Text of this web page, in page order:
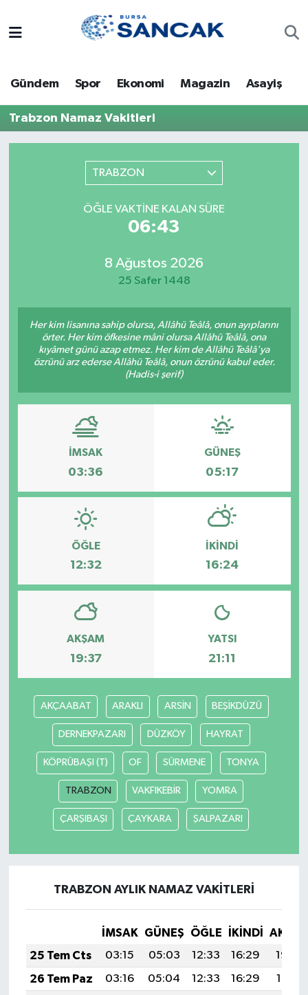
Gündem Spor Ekonomi Magazin Asayiş
Trabzon Namaz Vakitleri
TRABZON
ÖĞLE VAKTINE KALAN SÜRE
06:43
8 Ağustos 2026
25 Safer 1448
Her kim lisanına sahip olursa, Allâhü Teâlâ, onun ayıplarını
örter. Her kim öfkesine mâni olursa Allâhü Teâlâ, ona
kıyâmet günü azap etmez. Her kim de Allâhü Teâlâ'ya
özrünü arz ederse Allâhü Teâlâ, onun özrünü kabul eder.
(Hadis-i şerif)
İMSAK
03:36
GÜNEŞ
05:17
ÖĞLE
12:32
İKINDI
16:24
AKŞAM
19:37
YATSI
21:11
AKÇAABAT ARAKLI ARSİN BEŞİKDÜZÜ
DERNEKPAZARI DÜZKÖY HAYRAT
KÖPRÜBAŞI (T) OF SÜRMENE TONYA
TRABZON VAKFIKEBİR YOMRA
ÇARŞIBAŞI ÇAYKARA ŞALPAZARI
TRABZON AYLIK NAMAZ VAKITLERI
İMSAK GÜNEŞ ÖĞLE İKINDI
25 Tem Cts
03:15 05:03 12:33 16:29
19:52
26 Tem Paz
03:16 05:04 12:33 16:29
19:51
Bursa
Dünya
Sağlık
Siyaset
Spor
Türkiye
Trafik Durumu
Süper Lig Puan Durumu ve Fikstür